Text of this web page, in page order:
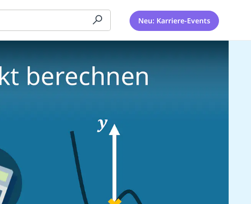
Neu: Karriere-Events